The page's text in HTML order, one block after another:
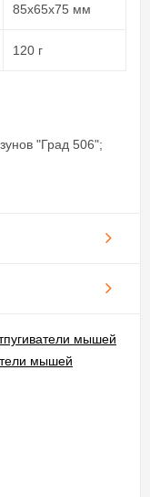
85х65х75 мм
120 г
"Град 506";
мышей
мышей